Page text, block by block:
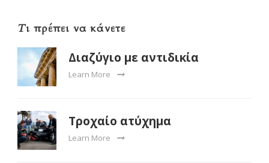
Τι πρέπει να κάνετε
Διαζύγιο με αντιδικία
Learn More
Τροχαίο ατύχημα
Learn More